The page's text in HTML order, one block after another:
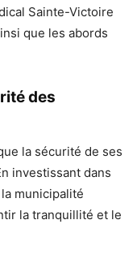
Sainte-Victoire
que les abords
des
la sécurité de ses
investissant dans
municipalité
la tranquillité et le